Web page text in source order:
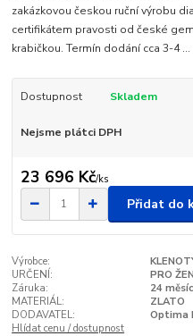
zakázkovou českou ruční výrobu
certifikátem pravosti od české
krabičkou. Termín dodání cca 3-4 ...
Dostupnost Skladem
Nejsme plátci DPH
23 696 Kč/ks
Přidat do
Výrobce:
URČENÍ:
PRO
Záruka:
24
MATERIÁL:
ZLATO
DODAVATEL:
Optima
Hlídat cenu / dostupnost